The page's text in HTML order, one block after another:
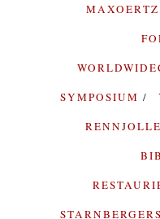
MAXOERTZ
SYMPOSIUM
RENNJOLLE